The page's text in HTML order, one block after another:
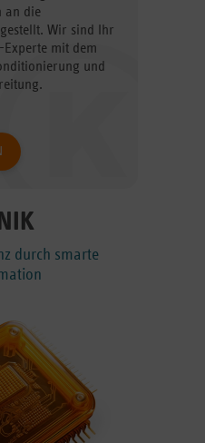
an die
Wir sind Ihr
Experte mit dem
und
durch smarte